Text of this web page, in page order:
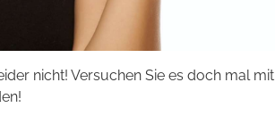
nicht! Versuchen Sie es doch mal mit